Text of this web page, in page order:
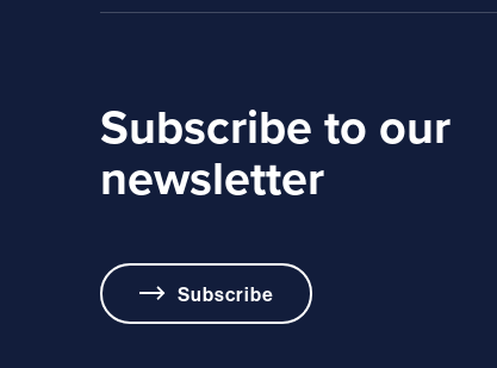
Subscribe to our
newsletter
Subscribe